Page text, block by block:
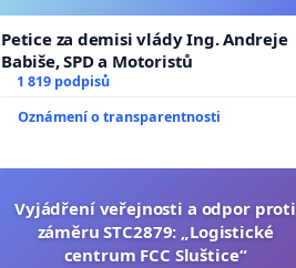
Petice za demisi vlády Ing. Andreje
Babiše, SPD a Motoristů
1 819 podpisů
Oznámení o transparentnosti
Vyjádření veřejnosti a odpor proti
záměru STC2879: „Logistické
centrum FCC Sluštice“